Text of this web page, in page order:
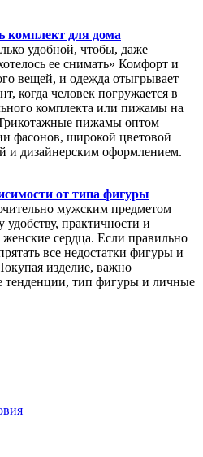
для дома
удобной, чтобы, даже
ее снимать» Комфорт и
вещей, и одежда отыгрывает
когда человек погружается в
комплекта или пижамы на
Трикотажные пижамы оптом
фасонов, широкой цветовой
и дизайнерским оформлением.
от типа фигуры
мужским предметом
удобству, практичности и
женские сердца. Если правильно
все недостатки фигуры и
изделие, важно
тенденции, тип фигуры и личные